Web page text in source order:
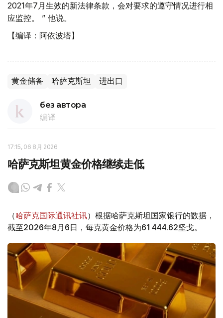
2021年7月生效的新法律条款，会对要求的遵守情况进行相
应监控。 ” 他说。
【编译：阿依波塔】
黄金储备 哈萨克斯坦 进出口
без автора
编译
17:15, 06 8月 2026
哈萨克斯坦黄金价格继续走低
（哈萨克国际通讯社讯）根据哈萨克斯坦国家银行的数据，
截至2026年8月6日，每克黄金价格为61 444.62坚戈。